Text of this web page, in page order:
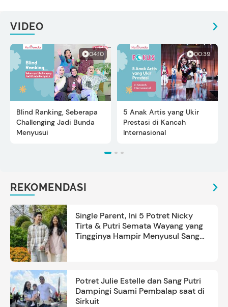
VIDEO
04:10
Blind Ranking, Seberapa
Challenging Jadi Bunda
Menyusui
00:39
5 Anak Artis yang Ukir
Prestasi di Kancah
Internasional
REKOMENDASI
Single Parent, Ini 5 Potret Nicky
Tirta & Putri Semata Wayang yang
Tingginya Hampir Menyusul Sang
Potret Julie Estelle dan Sang Putri
Dampingi Suami Pembalap saat di
Sirkuit